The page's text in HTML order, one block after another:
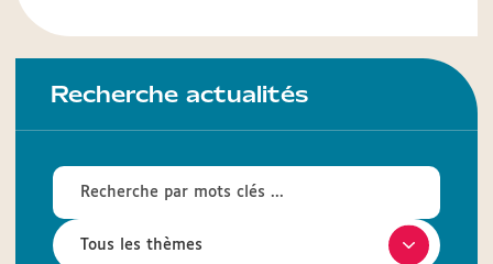
Recherche actualités